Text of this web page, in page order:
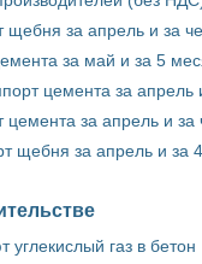
щебня за апрель и за
за май и за 5
цемента за
цемента за апрель и
щебня за апрель и за
газ в бетон